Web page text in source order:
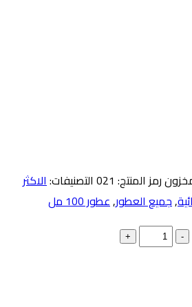
رمز المنتج: 021 التصنيفات:الاكثر
,جميع العطور,عطور 100 مل
-
+